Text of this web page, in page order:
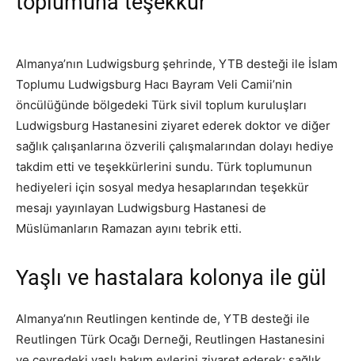
Almanya’nın Ludwigsburg şehrinde, YTB desteği ile İslam
Toplumu Ludwigsburg Hacı Bayram Veli Camii’nin
öncülüğünde bölgedeki Türk sivil toplum kuruluşları
Ludwigsburg Hastanesini ziyaret ederek doktor ve diğer
sağlık çalışanlarına özverili çalışmalarından dolayı hediye
takdim etti ve teşekkürlerini sundu. Türk toplumunun
hediyeleri için sosyal medya hesaplarından teşekkür
mesajı yayınlayan Ludwigsburg Hastanesi de
Müslümanların Ramazan ayını tebrik etti.
Yaşlı ve hastalara kolonya ile gül
Almanya’nın Reutlingen kentinde de, YTB desteği ile
Reutlingen Türk Ocağı Derneği, Reutlingen Hastanesini